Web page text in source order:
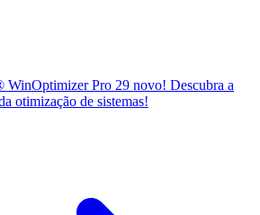
WinOptimizer Pro 29 novo! Descubra a
otimização de sistemas!